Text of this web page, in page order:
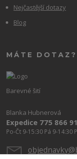
Nejčastější dotazy
Blog
MÁTE DOTAZ?
Barevné šití
Blanka Hubnerová
Expedice 775 866
Po-Čt 9-15:30 Pá 9-14:30